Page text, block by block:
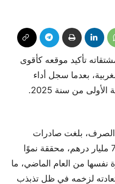
تأكيد موقعه كأقوى
بعدما سجل أداء
من سنة 2025.
الصرف، بلغت صادرات
الفوسفاط ومشتقاته 74,65 مليار درهم، محققة نموًا
بالفترة نفسها من العام الماضي، ما
لزخمه في ظل تذبذب